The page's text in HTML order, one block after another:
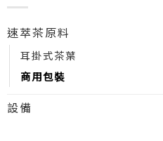
速萃茶原料
耳掛式茶葉
商用包裝
設備